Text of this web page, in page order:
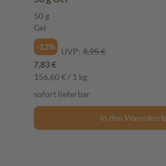
50 g
Gel
-13%
UVP: 8,95 €
7,83 €
156,60 € / 1 kg
sofort lieferbar
In den Warenkorb